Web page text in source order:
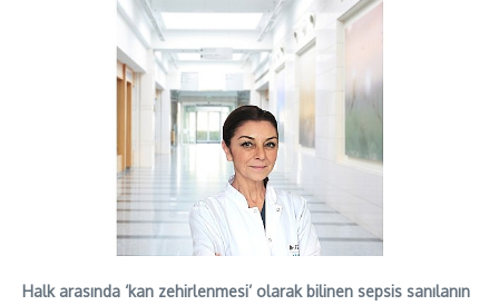
Halk arasında ‘kan zehirlenmesi’ olarak bilinen sepsis sanılanın